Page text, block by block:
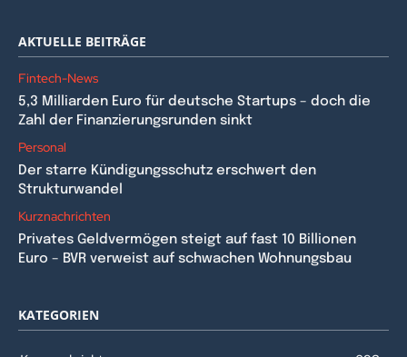
AKTUELLE BEITRÄGE
Fintech-News
5,3 Milliarden Euro für deutsche Startups – doch die
Zahl der Finanzierungsrunden sinkt
Personal
Der starre Kündigungsschutz erschwert den
Strukturwandel
Kurznachrichten
Privates Geldvermögen steigt auf fast 10 Billionen
Euro – BVR verweist auf schwachen Wohnungsbau
KATEGORIEN